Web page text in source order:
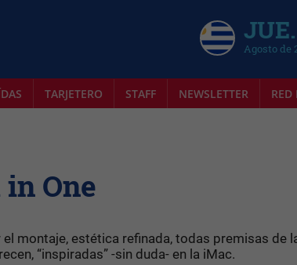
Agosto de
TARJETERO STAFF NEWSLETTER RED
One
montaje, estética refinada, todas premisas de
“inspiradas” -sin duda- en la iMac.